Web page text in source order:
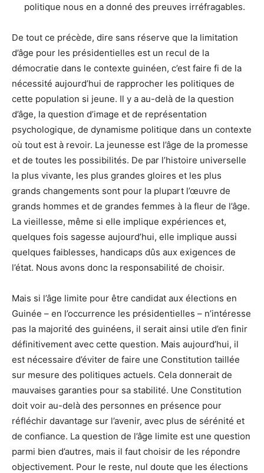
politique nous en a donné des preuves irréfragables.
De tout ce précède, dire sans réserve que la limitation
d’âge pour les présidentielles est un recul de la
démocratie dans le contexte guinéen, c’est faire fi de la
nécessité aujourd’hui de rapprocher les politiques de
cette population si jeune. Il y a au-delà de la question
d’âge, la question d’image et de représentation
psychologique, de dynamisme politique dans un contexte
où tout est à revoir. La jeunesse est l’âge de la promesse
et de toutes les possibilités. De par l’histoire universelle
la plus vivante, les plus grandes gloires et les plus
grands changements sont pour la plupart l’œuvre de
grands hommes et de grandes femmes à la fleur de l’âge.
La vieillesse, même si elle implique expériences et,
quelques fois sagesse aujourd’hui, elle implique aussi
quelques faiblesses, handicaps dûs aux exigences de
l’état. Nous avons donc la responsabilité de choisir.
Mais si l’âge limite pour être candidat aux élections en
Guinée – en l’occurrence les présidentielles – n’intéresse
pas la majorité des guinéens, il serait ainsi utile d’en finir
définitivement avec cette question. Mais aujourd’hui, il
est nécessaire d’éviter de faire une Constitution taillée
sur mesure des politiques actuels. Cela donnerait de
mauvaises garanties pour sa stabilité. Une Constitution
doit voir au-delà des personnes en présence pour
réfléchir davantage sur l’avenir, avec plus de sérénité et
de confiance. La question de l’âge limite est une question
parmi bien d’autres, mais il faut choisir de les répondre
objectivement. Pour le reste, nul doute que les élections